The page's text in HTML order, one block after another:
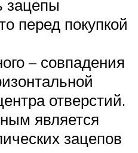
зацепы
перед покупкой
– совпадения
отверстий.
является
зацепов